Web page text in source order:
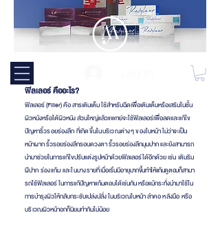
ฟิลเลอร์ คืออะไร?
ฟิลเลอร์ (Filler) คือ สารเติมเต็ม ใช้สำหรับฉีดเพื่อเติมเต็มหรือเสริมในชั้น
ผิวหนังหรือใต้ผิวหนัง ส่วนใหญ่แล้วแพทย์จะใช้ฟิลเลอร์เพื่อลดและแก้ไข
ปัญหาริ้วรอยร่องลึกที่เกิดขึ้นในบริเวณต่างๆ ของใบหน้าไม่ว่าจะเป็น
หน้าผาก ริ้วรอยร่องลึกรอบดวงตา ริ้วรอยร่องลึกมุมปาก และยังสามารถ
นำมาช่วยในการแก้ไขปรับแต่งรูปหน้าด้วยฟิลเลอร์ได้อีกด้วยเช่น เติมริม
ฝีปากร่องแก้ม และในบางรายที่เมื่อเริ่มมีอายุมากขึ้นทำให้แก้มดูตอบก็สามา
รถใช้ฟิลเลอร์ ในการแก้ปัญหาแก้มตอบได้เช่นกัน หรือแม้กระทั่งนำมาใช้ใน
การบำรุงผิวให้กลับกระชับเปล่งปลั่ง ในบริเวณใบหน้า ลำคอหลังมือ หรือ
บริเวณผิวหน้าอกก็นิยมทำกันไม่น้อย